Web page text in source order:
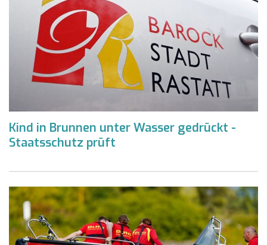
Kind in Brunnen unter Wasser gedrückt -
Staatsschutz prüft